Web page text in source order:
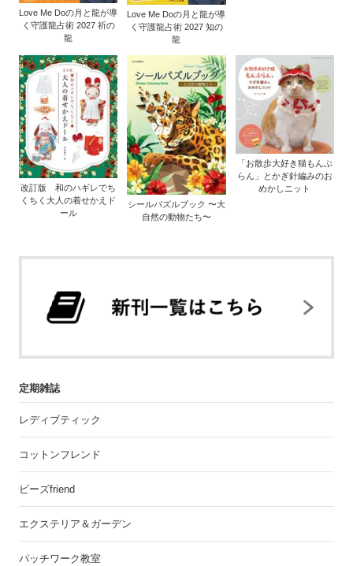
Love Me Doの月と龍が導
く守護龍占術 2027 祈の
龍
Love Me Doの月と龍が導
く守護龍占術 2027 知の
龍
改訂版 和のハギレでち
くちく大人の着せかえド
ール
シールパズルブック 〜大
自然の動物たち〜
「お散歩大好き猫もんぶ
らん」とかぎ針編みのお
めかしニット
定期雑誌
レディブティック
コットンフレンド
ビーズfriend
エクステリア＆ガーデン
パッチワーク教室